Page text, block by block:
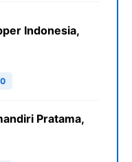
Indonesia,
Pratama,